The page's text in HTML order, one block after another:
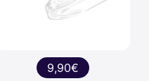
9,90€